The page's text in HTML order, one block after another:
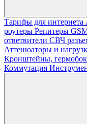
Тарифы для интернета
роутеры Репитеры
ответвители СВЧ
Аттенюаторы и
Кронштейны,
Коммутация